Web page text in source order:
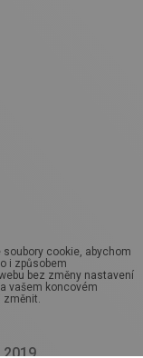
cookie, abychom
i způsobem
bez změny nastavení
vašem koncovém
změnit.
2019.